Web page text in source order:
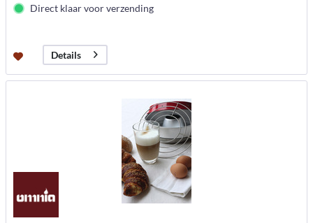
Direct klaar voor verzending
Details